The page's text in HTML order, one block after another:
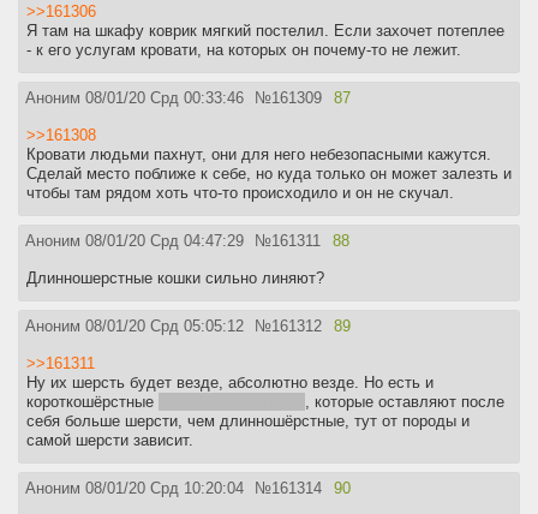
>>161306
Я там на шкафу коврик мягкий постелил. Если захочет потеплее
- к его услугам кровати, на которых он почему-то не лежит.
Аноним 08/01/20 Срд 00:33:46 №161309 87
>>161308
Кровати людьми пахнут, они для него небезопасными кажутся.
Сделай место поближе к себе, но куда только он может залезть и
чтобы там рядом хоть что-то происходило и он не скучал.
Аноним 08/01/20 Срд 04:47:29 №161311 88
Длинношерстные кошки сильно линяют?
Аноним 08/01/20 Срд 05:05:12 №161312 89
>>161311
Ну их шерсть будет везде, абсолютно везде. Но есть и
короткошёрстные
, которые оставляют после
себя больше шерсти, чем длинношёрстные, тут от породы и
самой шерсти зависит.
Аноним 08/01/20 Срд 10:20:04 №161314 90